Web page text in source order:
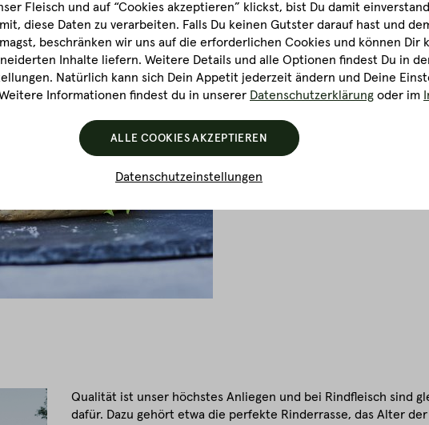
Qualität ist unser höchstes Anliegen und bei Rindfleisch sind
dafür. Dazu gehört etwa die perfekte Rinderrasse, das Alter
Fleisch und auf “Cookies akzeptieren” klickst, bist Du damit
diese Daten zu verarbeiten. Falls Du keinen Gutster darauf hast und
magst, beschränken wir uns auf die erforderlichen Cookies und können Dir
Inhalte liefern. Weitere Details und alle Optionen findest Du in
Natürlich kann sich Dein Appetit jederzeit ändern und Deine
Informationen findest du in unserer Datenschutzerklärung oder im
Datenschutzeinstellungen
ALLE COOKIES AKZEPTIEREN